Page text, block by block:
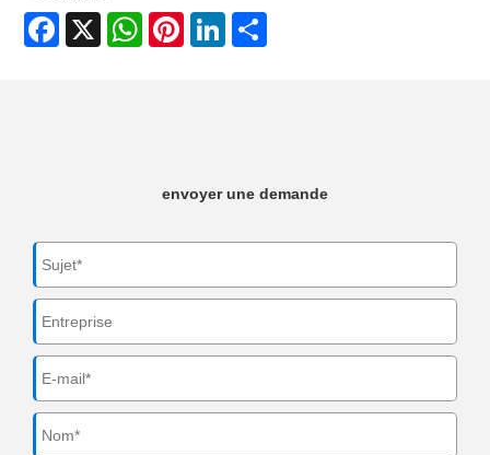
Facebook
X WhatsAppPinterestLinkedIn
envoyer une demande